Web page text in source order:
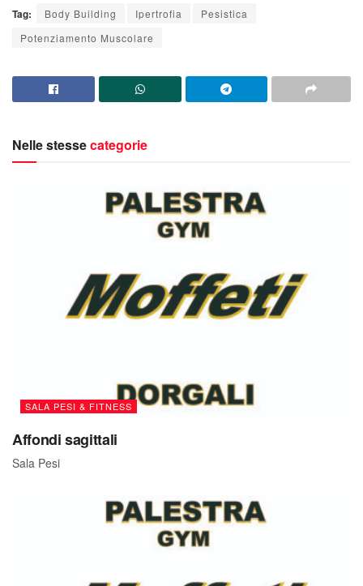
Tag: Body Building Ipertrofia
Pesistica
Potenziamento Muscolare
Nelle stessecategorie
SALA PESI & FITNESS
Affondi sagittali
Sala Pesi